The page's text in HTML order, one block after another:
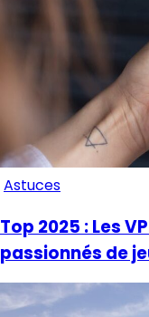
Astuces
Top 2025 : Les
passionnés de